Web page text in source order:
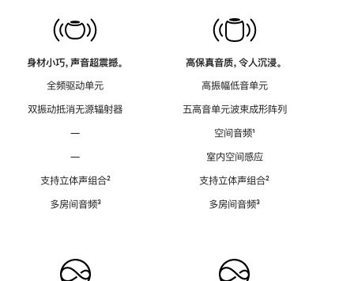
身材小巧，声音超震撼。
全频驱动单元
双振动抵消无源辐射器
—
—
支持立体声组合脚
²
多房间音频脚
³
高保真音质，令人沉浸。
高振幅低音单元
五高音单元波束成形阵列
空间音频脚
¹
室内空间感应
支持立体声组合脚
²
多房间音频脚
³